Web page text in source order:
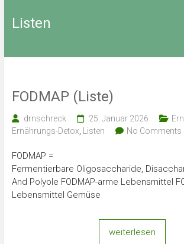
Listen
FODMAP (Liste)
drnschreck 25. Januar 2026
Ernährungs-Detox
Listen No Comments
FODMAP =
Fermentierbare Oligosaccharide,
And Polyole FODMAP-arme Lebensmittel
Lebensmittel Gemüse
weiterlesen